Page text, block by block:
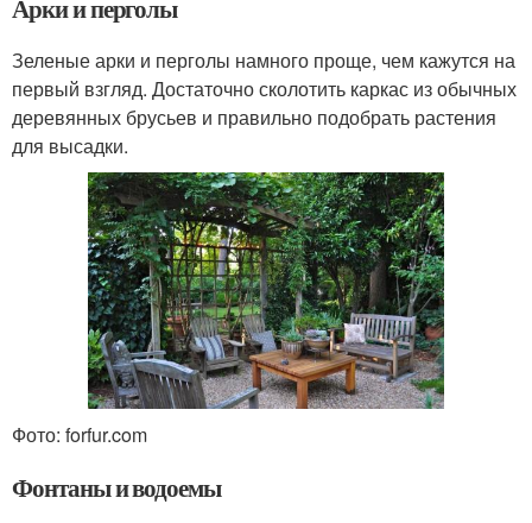
Арки и перголы
Зеленые арки и перголы намного проще, чем кажутся на
первый взгляд. Достаточно сколотить каркас из обычных
деревянных брусьев и правильно подобрать растения
для высадки.
Фото: forfur.com
Фонтаны и водоемы